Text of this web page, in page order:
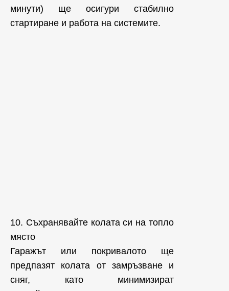
минути) ще осигури стабилно
стартиране и работа на системите.
10. Съхранявайте колата си на топло
място
Гаражът или покривалото ще
предпазят колата от замръзване и
сняг, като минимизират